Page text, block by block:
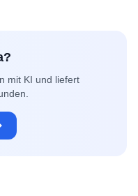
mit KI und liefert